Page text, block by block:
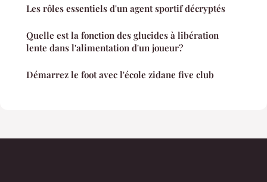
Les rôles essentiels d'un agent sportif décryptés
Quelle est la fonction des glucides à libération
lente dans l'alimentation d'un joueur?
Démarrez le foot avec l'école zidane five club